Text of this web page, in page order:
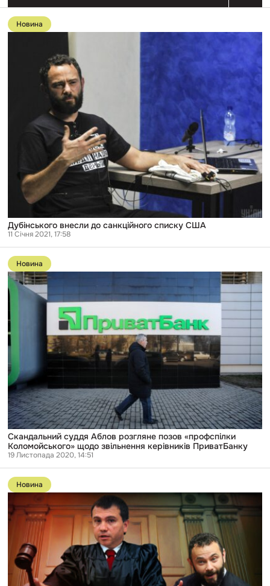
Перейти
до
публікації
санкційного
Новина
Дубінського внесли до санкційного списку США
11 Січня 2021, 17:58
Перейти
до
публікації
Скандальний
суддя
Аблов
позов
«профспілки
Коломойського»
щодо
звільнення
керівників
ПриватБанку
Новина
Скандальний суддя Аблов розгляне позов «профспілки
Коломойського» щодо звільнення керівників ПриватБанку
19 Листопада 2020, 14:51
Перейти
до
публікації
«Плівки
Вовка»:
записах
фігурує
прізвище
нардепа
Олександра
Дубінського
Новина